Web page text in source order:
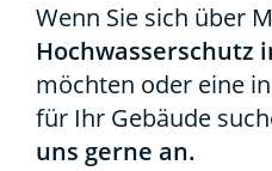
Wenn Sie sich über
Hoch­was­ser­schutz
möch­ten oder eine
für Ihr Gebäu­de
uns ger­ne an.